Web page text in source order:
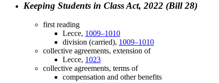
Keeping Students in Class Act, 2022 (Bill 28)
first reading
Lecce, 1009–1010
division (carried), 1009–1010
collective agreements, extension of
Lecce, 1023
collective agreements, terms of
compensation and other benefits